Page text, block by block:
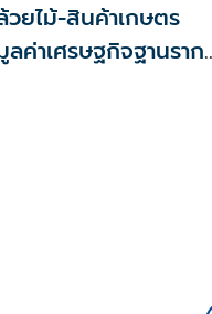
ยไม้-สินค้าเกษตร
ค่าเศรษฐกิจฐานราก